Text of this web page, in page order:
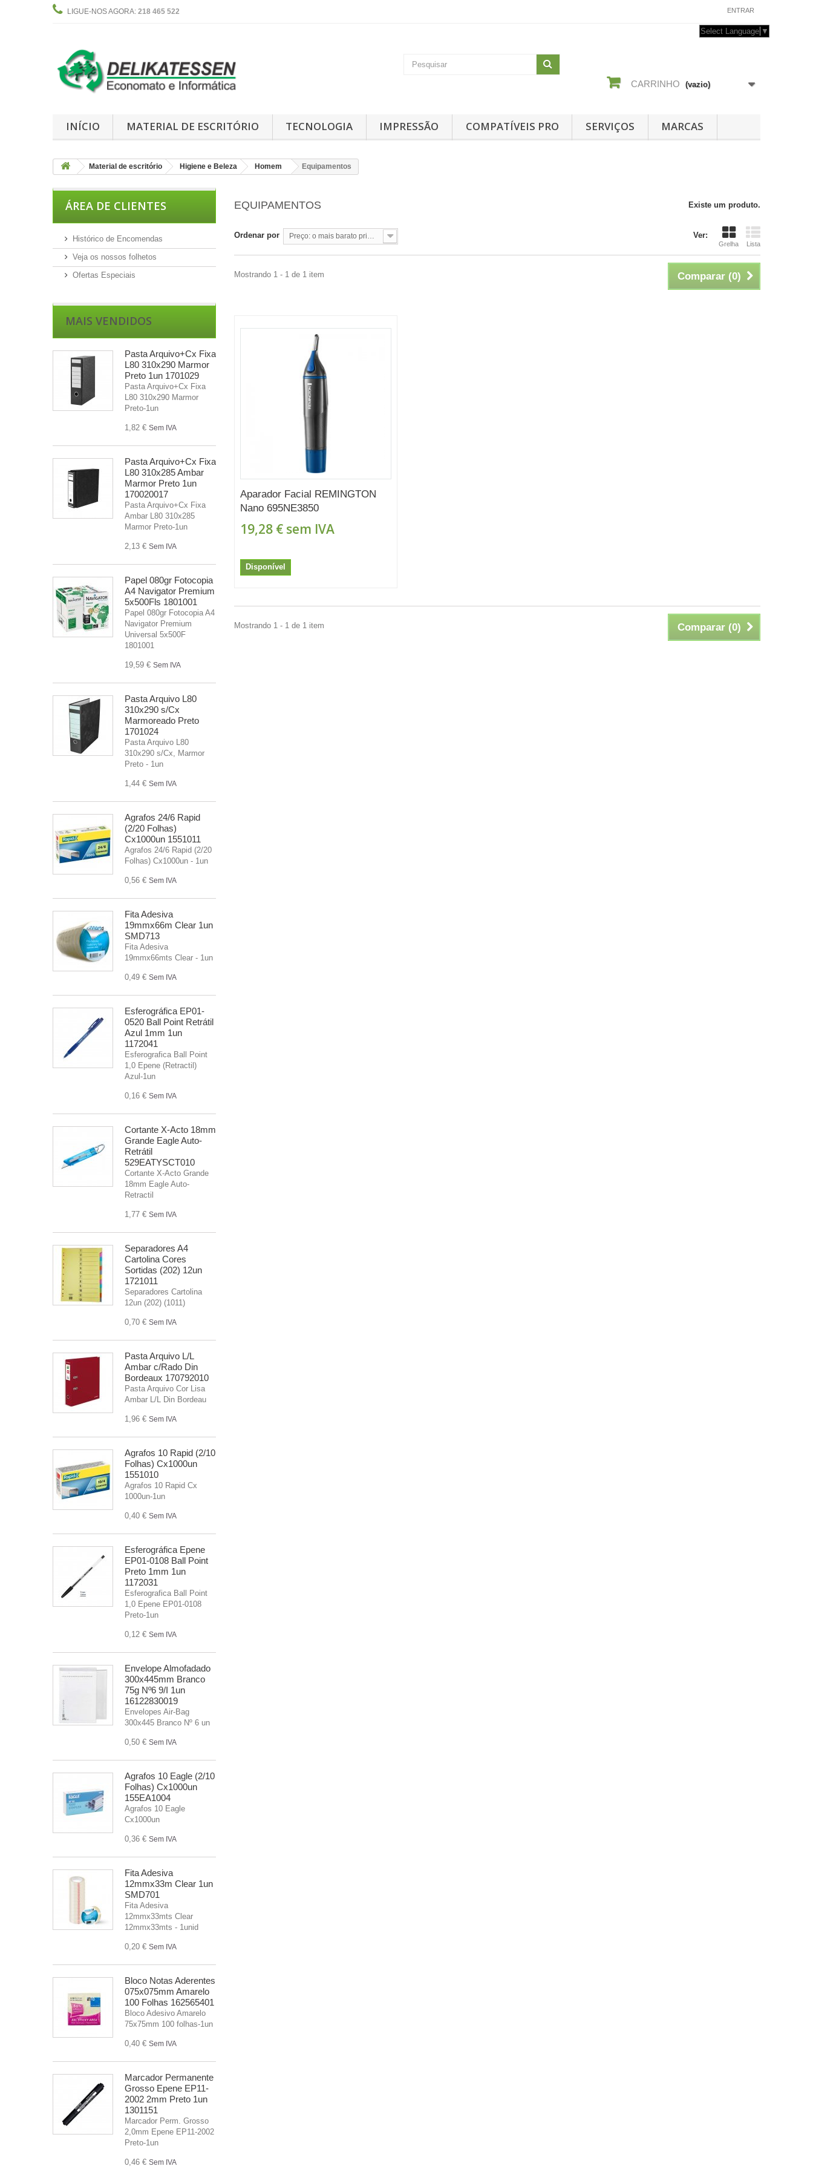
ENTRAR
LIGUE-NOS AGORA: 218 465 522
Select Language ▼
CARRINHO (vazio)
INÍCIO MATERIAL DE ESCRITÓRIO TECNOLOGIA IMPRESSÃO COMPATÍVEIS PRO SERVIÇOS MARCAS
Material de escritório Higiene e Beleza Homem Equipamentos
ÁREA DE CLIENTES
Histórico de Encomendas
Veja os nossos folhetos
Ofertas Especiais
MAIS VENDIDOS
Pasta Arquivo+Cx Fixa
L80 310x290 Marmor
Preto 1un 1701029
Pasta Arquivo+Cx Fixa
L80 310x290 Marmor
Preto-1un
1,82 € Sem IVA
Pasta Arquivo+Cx Fixa
L80 310x285 Ambar
Marmor Preto 1un
170020017
Pasta Arquivo+Cx Fixa
Ambar L80 310x285
Marmor Preto-1un
2,13 € Sem IVA
Papel 080gr Fotocopia
A4 Navigator Premium
5x500Fls 1801001
Papel 080gr Fotocopia A4
Navigator Premium
Universal 5x500F
1801001
19,59 € Sem IVA
Pasta Arquivo L80
310x290 s/Cx
Marmoreado Preto
1701024
Pasta Arquivo L80
310x290 s/Cx, Marmor
Preto - 1un
1,44 € Sem IVA
Agrafos 24/6 Rapid
(2/20 Folhas)
Cx1000un 1551011
Agrafos 24/6 Rapid (2/20
Folhas) Cx1000un - 1un
0,56 € Sem IVA
Fita Adesiva
19mmx66m Clear 1un
SMD713
Fita Adesiva
19mmx66mts Clear - 1un
0,49 € Sem IVA
Esferográfica EP01-
0520 Ball Point Retrátil
Azul 1mm 1un
1172041
Esferografica Ball Point
1,0 Epene (Retractil)
Azul-1un
0,16 € Sem IVA
Cortante X-Acto 18mm
Grande Eagle Auto-
Retrátil
529EATYSCT010
Cortante X-Acto Grande
18mm Eagle Auto-
Retractil
1,77 € Sem IVA
Separadores A4
Cartolina Cores
Sortidas (202) 12un
1721011
Separadores Cartolina
12un (202) (1011)
0,70 € Sem IVA
Pasta Arquivo L/L
Ambar c/Rado Din
Bordeaux 170792010
Pasta Arquivo Cor Lisa
Ambar L/L Din Bordeau
1,96 € Sem IVA
Agrafos 10 Rapid (2/10
Folhas) Cx1000un
1551010
Agrafos 10 Rapid Cx
1000un-1un
0,40 € Sem IVA
Esferográfica Epene
EP01-0108 Ball Point
Preto 1mm 1un
1172031
Esferografica Ball Point
1,0 Epene EP01-0108
Preto-1un
0,12 € Sem IVA
Envelope Almofadado
300x445mm Branco
75g Nº6 9/I 1un
16122830019
Envelopes Air-Bag
300x445 Branco Nº 6 un
0,50 € Sem IVA
Agrafos 10 Eagle (2/10
Folhas) Cx1000un
155EA1004
Agrafos 10 Eagle
Cx1000un
0,36 € Sem IVA
Fita Adesiva
12mmx33m Clear 1un
SMD701
Fita Adesiva
12mmx33mts Clear
12mmx33mts - 1unid
0,20 € Sem IVA
Bloco Notas Aderentes
075x075mm Amarelo
100 Folhas 162565401
Bloco Adesivo Amarelo
75x75mm 100 folhas-1un
0,40 € Sem IVA
Marcador Permanente
Grosso Epene EP11-
2002 2mm Preto 1un
1301151
Marcador Perm. Grosso
2,0mm Epene EP11-2002
Preto-1un
0,46 € Sem IVA
EQUIPAMENTOS Existe um produto.
Ver:
Grelha Lista
Ordenar por
Comparar (0)
Mostrando 1 - 1 de 1 item
Aparador Facial REMINGTON
Nano 695NE3850
19,28 € sem IVA
Disponível
Comparar (0)
Mostrando 1 - 1 de 1 item